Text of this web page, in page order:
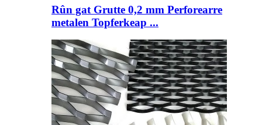
Rûn gat Grutte 0,2 mm Perforearre
metalen Topferkeap ...